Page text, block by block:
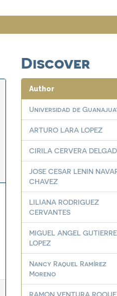
Discover
Author
Universidad de
ARTURO LARA LOPEZ
CIRILA CERVERA
JOSE CESAR LENIN
CHAVEZ
LILIANA RODRIGUEZ
CERVANTES
MIGUEL ANGEL
LOPEZ
Nancy Raquel Ramírez
Moreno
RAMON VENTURA ROQUE